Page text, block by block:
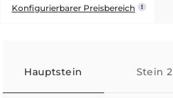
Konfigurierbarer Preisbereich
Hauptstein Stein 2